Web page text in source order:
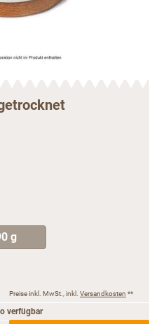
g
Preise inkl. MwSt., inkl. Versandkosten **
verfügbar